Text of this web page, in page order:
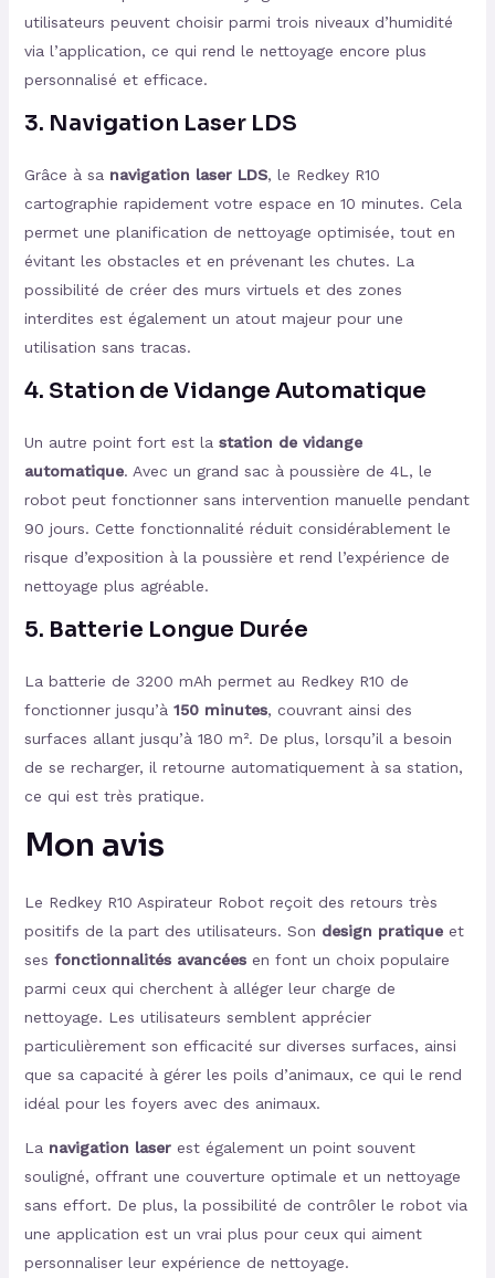
utilisateurs peuvent choisir parmi trois niveaux d’humidité
via l’application, ce qui rend le nettoyage encore plus
personnalisé et efficace.
3. Navigation Laser LDS
Grâce à sa navigation laser LDS, le Redkey R10
cartographie rapidement votre espace en 10 minutes. Cela
permet une planification de nettoyage optimisée, tout en
évitant les obstacles et en prévenant les chutes. La
possibilité de créer des murs virtuels et des zones
interdites est également un atout majeur pour une
utilisation sans tracas.
4. Station de Vidange Automatique
Un autre point fort est la station de vidange
automatique. Avec un grand sac à poussière de 4L, le
robot peut fonctionner sans intervention manuelle pendant
90 jours. Cette fonctionnalité réduit considérablement le
risque d’exposition à la poussière et rend l’expérience de
nettoyage plus agréable.
5. Batterie Longue Durée
La batterie de 3200 mAh permet au Redkey R10 de
fonctionner jusqu’à 150 minutes, couvrant ainsi des
surfaces allant jusqu’à 180 m². De plus, lorsqu’il a besoin
de se recharger, il retourne automatiquement à sa station,
ce qui est très pratique.
Mon avis
Le Redkey R10 Aspirateur Robot reçoit des retours très
positifs de la part des utilisateurs. Son design pratiqueet
ses fonctionnalités avancéesen font un choix populaire
parmi ceux qui cherchent à alléger leur charge de
nettoyage. Les utilisateurs semblent apprécier
particulièrement son efficacité sur diverses surfaces, ainsi
que sa capacité à gérer les poils d’animaux, ce qui le rend
idéal pour les foyers avec des animaux.
La navigation laserest également un point souvent
souligné, offrant une couverture optimale et un nettoyage
sans effort. De plus, la possibilité de contrôler le robot via
une application est un vrai plus pour ceux qui aiment
personnaliser leur expérience de nettoyage.